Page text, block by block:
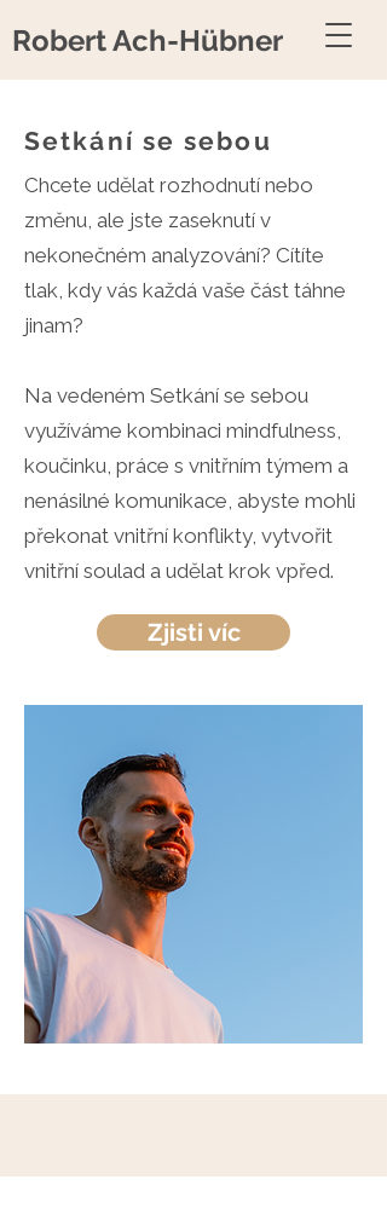
Robert Ach-Hübner
Setkání se sebou
Chcete udělat rozhodnutí nebo
změnu, ale jste zaseknutí v
nekonečném analyzování? Cítíte
tlak, kdy vás každá vaše část táhne
jinam?
Na vedeném Setkání se sebou
využíváme kombinaci mindfulness,
koučinku, práce s vnitřním týmem a
nenásilné komunikace, abyste mohli
překonat vnitřní konflikty, vytvořit
vnitřní soulad a udělat krok vpřed.
Zjisti víc